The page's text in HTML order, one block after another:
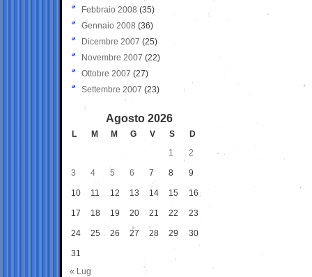
Febbraio 2008 (35)
Gennaio 2008 (36)
Dicembre 2007 (25)
Novembre 2007 (22)
Ottobre 2007 (27)
Settembre 2007 (23)
Agosto 2026
L M M G V S
D
1
2
3 4 5 6 7 8 9
10 11 12 13 14 15 16
17 18 19 20 21 22 23
24 25 26 27 28 29 30
31
« Lug